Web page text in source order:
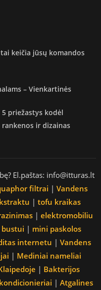
keičia jūsų komandos
– Vienkartinės
priežastys kodėl
ir dizainas
El.paštas: info@itturas.lt
filtrai | Vandens
| tofu kraikas
| elektromobiliu
bustui | mini paskolos
internetu | Vandens
| Mediniai nameliai
| Bakterijos
| Atgalines